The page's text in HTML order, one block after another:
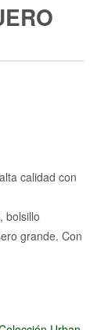
calidad con
bolsillo
grande. Con